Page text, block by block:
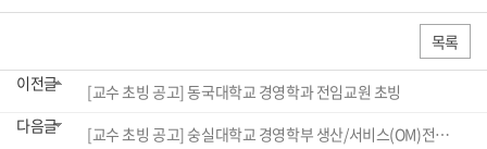
목록
이전글
[교수 초빙 공고] 동국대학교 경영학과 전임교원 초빙
다음글
[교수 초빙 공고] 숭실대학교 경영학부 생산/서비스(OM)전공에서 2026년 2학기 교수 초빙